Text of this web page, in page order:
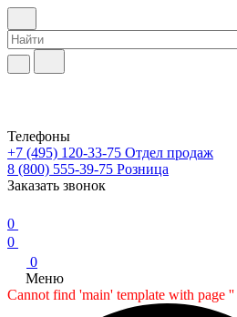
Телефоны
+7 (495) 120-33-75 Отдел продаж
8 (800) 555-39-75 Розница
Заказать звонок
0
0
0
Меню
Cannot find 'main' template with page ''